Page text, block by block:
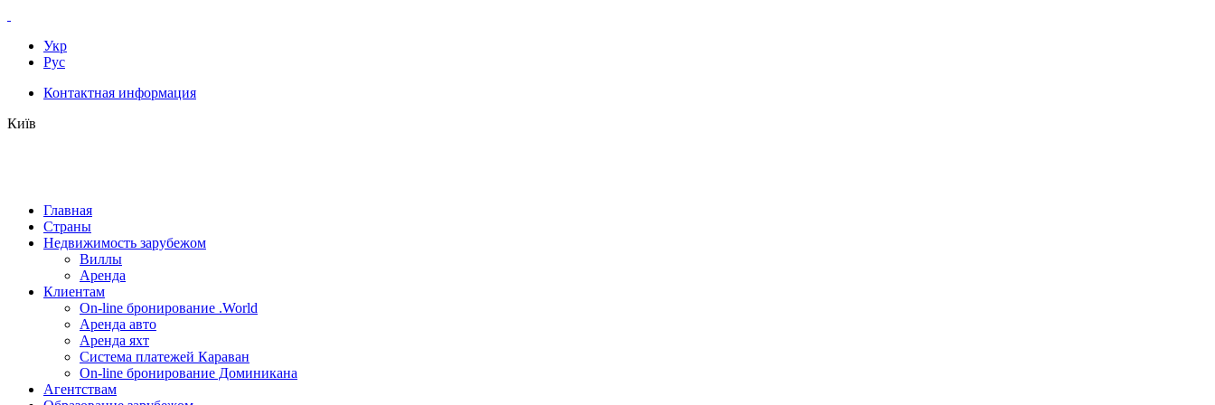
Укр
Рус
Контактная информация
Київ
Главная
Страны
Недвижимость зарубежом
Виллы
Аренда
Клиентам
On-line бронирование .World
Аренда авто
Аренда яхт
Система платежей Караван
On-line бронирование Доминикана
Агентствам